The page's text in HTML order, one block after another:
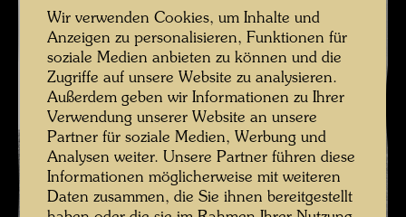
Wir verwenden Cookies, um Inhalte und
Anzeigen zu personalisieren, Funktionen für
soziale Medien anbieten zu können und die
Zugriffe auf unsere Website zu analysieren.
Außerdem geben wir Informationen zu Ihrer
Verwendung unserer Website an unsere
Partner für soziale Medien, Werbung und
Analysen weiter. Unsere Partner führen diese
Informationen möglicherweise mit weiteren
Daten zusammen, die Sie ihnen bereitgestellt